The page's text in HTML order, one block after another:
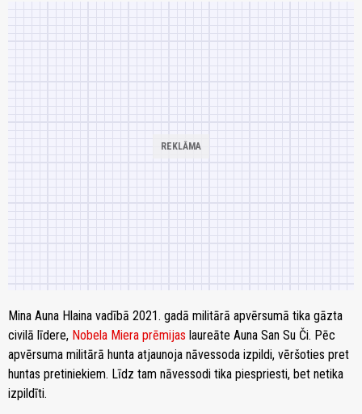
Mina Auna Hlaina vadībā 2021. gadā militārā apvērsumā tika gāzta
civilā līdere, Nobela Miera prēmijas laureāte Auna San Su Či. Pēc
apvērsuma militārā hunta atjaunoja nāvessoda izpildi, vēršoties pret
huntas pretiniekiem. Līdz tam nāvessodi tika piespriesti, bet netika
izpildīti.